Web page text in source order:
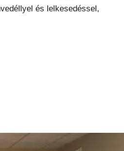
és lelkesedéssel,